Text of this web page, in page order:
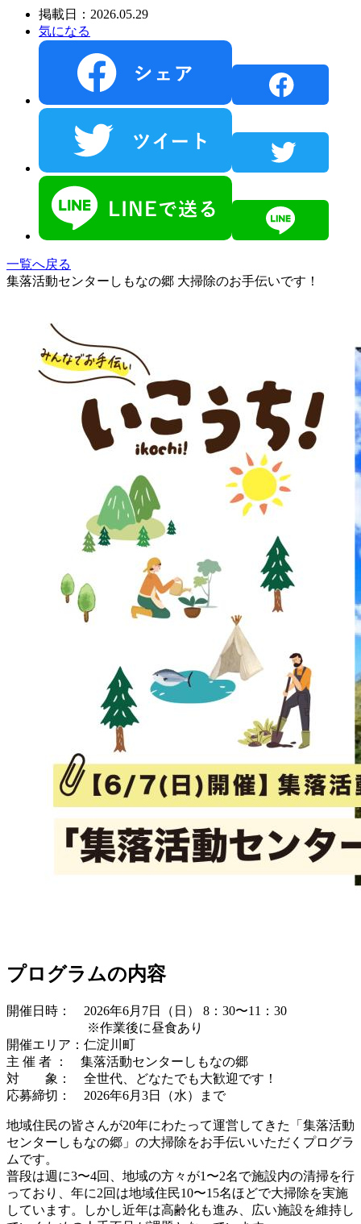
掲載日：2026.05.29
気になる
一覧へ戻る
集落活動センターしもなの郷 大掃除のお手伝いです！
プログラムの内容
開催日時： 2026年6月7日（日） 8：30〜11：30
※作業後に昼食あり
開催エリア：仁淀川町
主 催 者 ： 集落活動センターしもなの郷
対 象： 全世代、どなたでも大歓迎です！
応募締切： 2026年6月3日（水）まで
地域住民の皆さんが20年にわたって運営してきた「集落活動
センターしもなの郷」の大掃除をお手伝いいただくプログラ
ムです。
普段は週に3〜4回、地域の方々が1〜2名で施設内の清掃を行
っており、年に2回は地域住民10〜15名ほどで大掃除を実施
しています。しかし近年は高齢化も進み、広い施設を維持し